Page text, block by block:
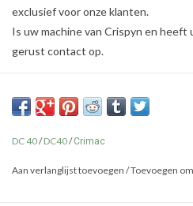
exclusief voor onze klanten.
Is uw machine van Crispyn en heeft
gerust contact op.
DC 40/DC40/Crimac
Aan verlanglijst toevoegen /Toevoegen